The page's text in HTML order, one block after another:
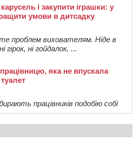
і закупити іграшки: у
умови в дитсадку
проблем вихователям. Ніде в
гірок, ні гойдалок, ...
яка не впускала
працівників подобію собі